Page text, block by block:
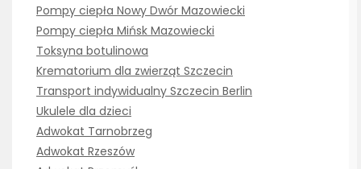
Pompy ciepła Nowy Dwór Mazowiecki
Pompy ciepła Mińsk Mazowiecki
Toksyna botulinowa
Krematorium dla zwierząt Szczecin
Transport indywidualny Szczecin Berlin
Ukulele dla dzieci
Adwokat Tarnobrzeg
Adwokat Rzeszów